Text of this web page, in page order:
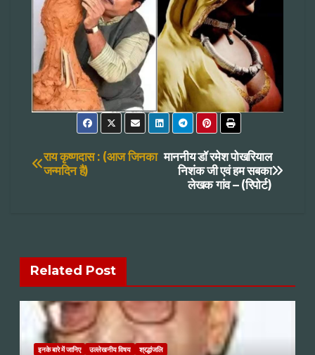
Post
माननीय डॉ रमेश पोखरियाल
निशंक जी एवं हम सबका
लेखक गांव – (रिपोर्ट)
राय कृष्णदास : (आज जिनका
जन्मदिन है)
Related Post
इनके बारे में जानिए उल्लेखनीय विषय श्रद्धांजलि